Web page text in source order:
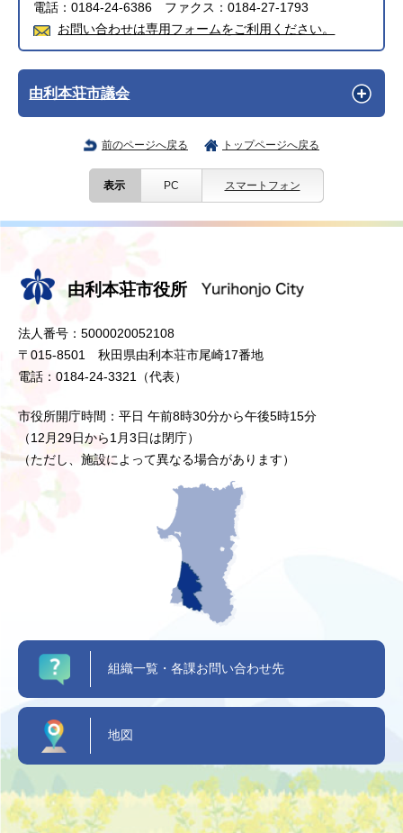
電話：0184-24-6386 ファクス：0184-27-1793
お問い合わせは専用フォームをご利用ください。
由利本荘市議会
前のページへ戻る トップページへ戻る
表示 PC スマートフォン
由利本荘市役所
法人番号：5000020052108
〒015-8501 秋田県由利本荘市尾崎17番地
電話：0184-24-3321（代表）
市役所開庁時間：平日 午前8時30分から午後5時15分
（12月29日から1月3日は閉庁）
（ただし、施設によって異なる場合があります）
組織一覧・各課お問い合わせ先
地図